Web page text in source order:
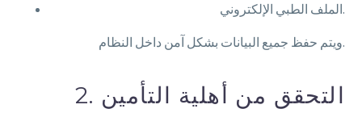
الملف الطبي الإلكتروني.
ويتم حفظ جميع البيانات بشكل آمن داخل النظام.
2. التحقق من أهلية التأمين